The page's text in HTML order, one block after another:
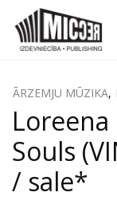
ĀRZEMJU MŪZIKA,
Souls
/ sale*